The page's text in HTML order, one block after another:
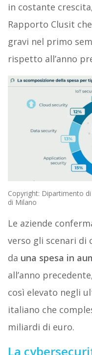
in costante
Rapporto Clusit
gravi nel primo
rispetto all’anno
Copyright: Dipartimento
di Milano
Le aziende
verso gli scenari di
da una spesa in
all’anno
così elevato negli
italiano che
miliardi di euro.
La